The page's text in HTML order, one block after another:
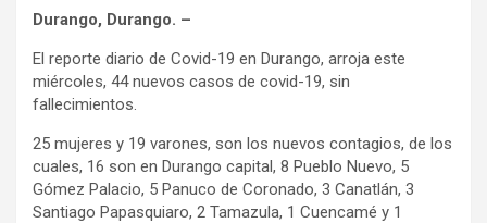
Durango, Durango. –
El reporte diario de Covid-19 en Durango, arroja este
miércoles, 44 nuevos casos de covid-19, sin
fallecimientos.
25 mujeres y 19 varones, son los nuevos contagios, de los
cuales, 16 son en Durango capital, 8 Pueblo Nuevo, 5
Gómez Palacio, 5 Panuco de Coronado, 3 Canatlán, 3
Santiago Papasquiaro, 2 Tamazula, 1 Cuencamé y 1